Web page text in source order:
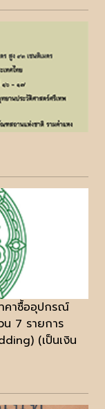
าคาซื้ออุปกรณ์
7 รายการ
(เป็นเงิน